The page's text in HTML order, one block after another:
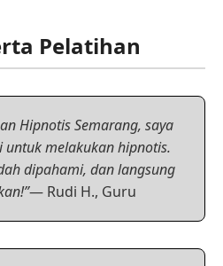
Pelatihan
Hipnotis Semarang, saya
untuk melakukan hipnotis.
dipahami, dan langsung
— Rudi H., Guru